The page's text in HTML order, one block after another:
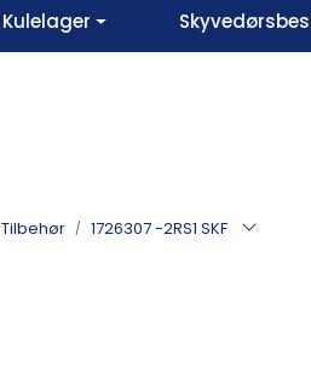
Kulelager
Tilbehør 1726307 -2RS1 SKF